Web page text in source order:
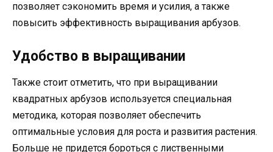
позволяет сэкономить время и усилия, а также
повысить эффективность выращивания арбузов.
Удобство в выращивании
Также стоит отметить, что при выращивании
квадратных арбузов используется специальная
методика, которая позволяет обеспечить
оптимальные условия для роста и развития растения.
Больше не придется бороться с лиственными